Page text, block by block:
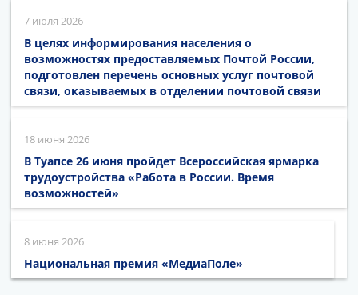
7 июля 2026
В целях информирования населения о
возможностях предоставляемых Почтой России,
подготовлен перечень основных услуг почтовой
связи, оказываемых в отделении почтовой связи
18 июня 2026
В Туапсе 26 июня пройдет Всероссийская ярмарка
трудоустройства «Работа в России. Время
возможностей»
8 июня 2026
Национальная премия «МедиаПоле»